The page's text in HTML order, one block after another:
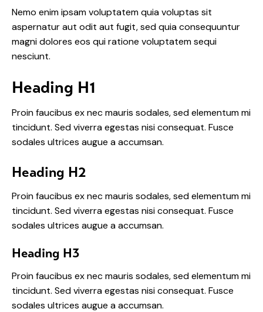
Nemo enim ipsam voluptatem quia voluptas sit
aspernatur aut odit aut fugit, sed quia consequuntur
magni dolores eos qui ratione voluptatem sequi
nesciunt.
Heading H1
Proin faucibus ex nec mauris sodales, sed elementum mi
tincidunt. Sed viverra egestas nisi consequat. Fusce
sodales ultrices augue a accumsan.
Heading H2
Proin faucibus ex nec mauris sodales, sed elementum mi
tincidunt. Sed viverra egestas nisi consequat. Fusce
sodales ultrices augue a accumsan.
Heading H3
Proin faucibus ex nec mauris sodales, sed elementum mi
tincidunt. Sed viverra egestas nisi consequat. Fusce
sodales ultrices augue a accumsan.